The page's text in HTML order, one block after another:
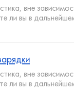
вне
ли вы в
вне
ли вы в